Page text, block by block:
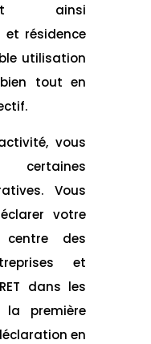
ainsi
résidence
utilisation
tout en
vous
certaines
Vous
votre
des
et
dans les
la première
en